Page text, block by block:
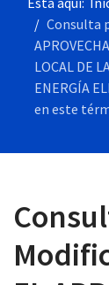
Consulta
LOCAL DE
ENERGÍA
en este